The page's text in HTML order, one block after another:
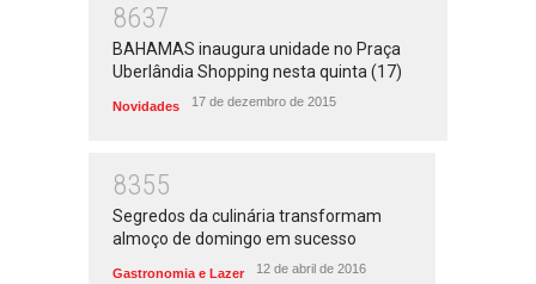
8637
BAHAMAS inaugura unidade no Praça
Uberlândia Shopping nesta quinta (17)
Novidades 17 de dezembro de 2015
8355
Segredos da culinária transformam
almoço de domingo em sucesso
Gastronomia e Lazer 12 de abril de 2016